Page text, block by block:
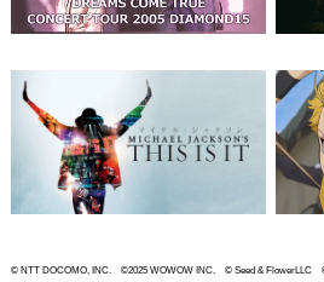
© NTT DOCOMO, INC. ©2025 WOWOW INC. © Seed & FlowerLLC